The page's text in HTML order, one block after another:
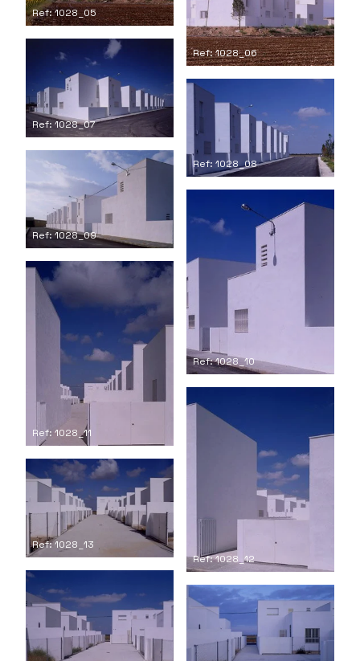
Ref: 1028_05
Ref: 1028_06
Ref: 1028_07
Ref: 1028_08
Ref: 1028_09
Ref: 1028_10
Ref: 1028_11
Ref: 1028_12
Ref: 1028_13